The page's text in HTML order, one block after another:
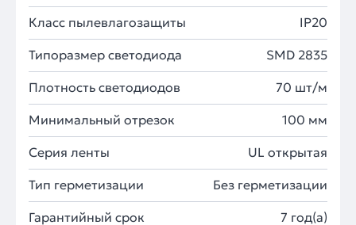
Класс пылевлагозащиты IP20
Типоразмер светодиода SMD 2835
Плотность светодиодов 70 шт/м
Минимальный отрезок 100 мм
Серия ленты UL открытая
Тип герметизации Без герметизации
Гарантийный срок 7 год(а)